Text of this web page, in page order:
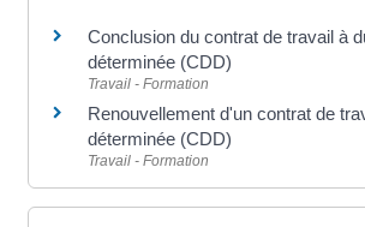
Conclusion du contrat de travail à
déterminée (CDD)
Travail - Formation
Renouvellement d'un contrat de
déterminée (CDD)
Travail - Formation